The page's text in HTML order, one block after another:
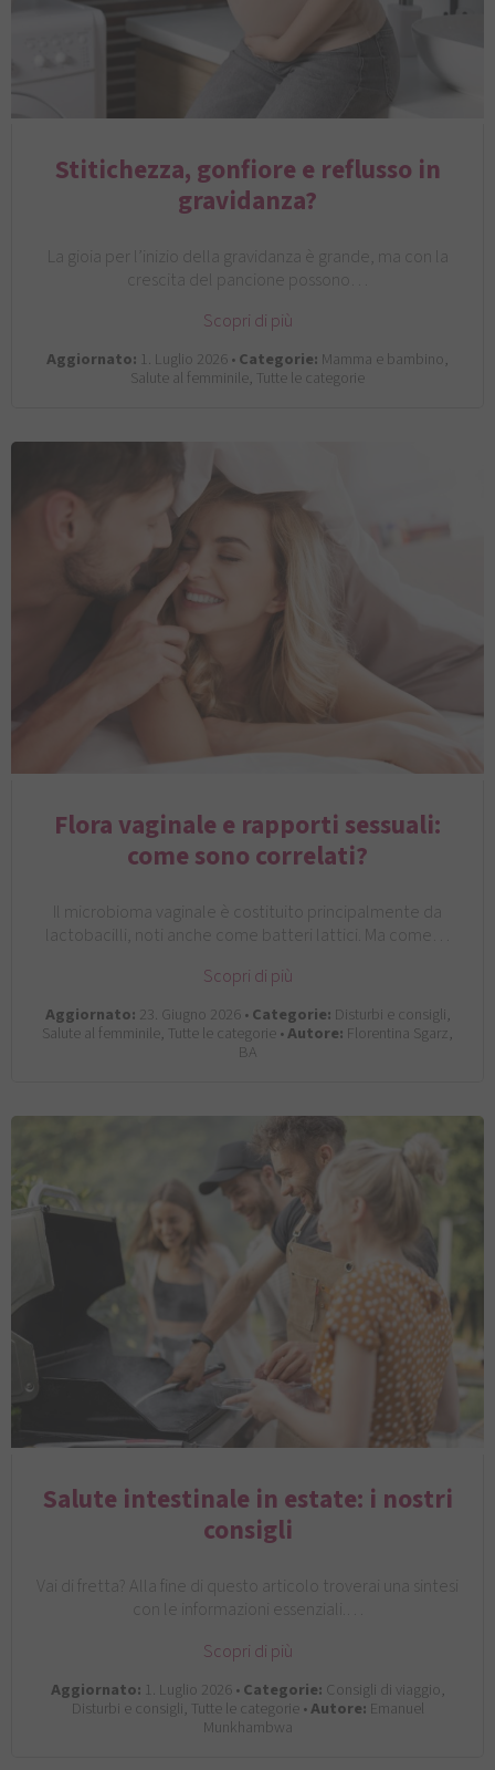
Stitichezza, gonfiore e reflusso in
gravidanza?
La gioia per l’inizio della gravidanza è grande, ma con la
crescita del pancione possono…
Scopri di più
Aggiornato: 1. Luglio 2026 •Categorie: Mamma e bambino,
Salute al femminile, Tutte le categorie
Flora vaginale e rapporti sessuali:
come sono correlati?
Il microbioma vaginale è costituito principalmente da
lactobacilli, noti anche come batteri lattici. Ma come…
Scopri di più
Aggiornato: 23. Giugno 2026 •Categorie: Disturbi e consigli,
Salute al femminile, Tutte le categorie •Autore: Florentina Sgarz,
BA
Salute intestinale in estate: i nostri
consigli
Vai di fretta? Alla fine di questo articolo troverai una sintesi
con le informazioni essenziali.…
Scopri di più
Aggiornato: 1. Luglio 2026 •Categorie: Consigli di viaggio,
Disturbi e consigli, Tutte le categorie •Autore: Emanuel
Munkhambwa